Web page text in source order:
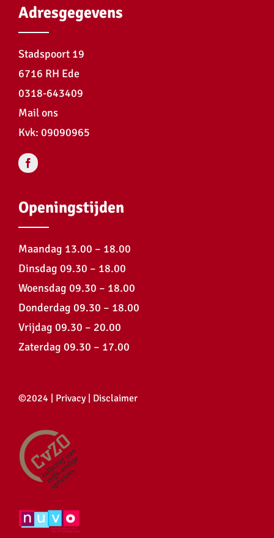
Adresgegevens
Stadspoort 19
6716 RH Ede
0318-643409
Mail ons
Kvk: 09090965
Openingstijden
Maandag 13.00 – 18.00
Dinsdag 09.30 – 18.00
Woensdag 09.30 – 18.00
Donderdag 09.30 – 18.00
Vrijdag 09.30 – 20.00
Zaterdag 09.30 – 17.00
©2024 | Privacy| Disclaimer